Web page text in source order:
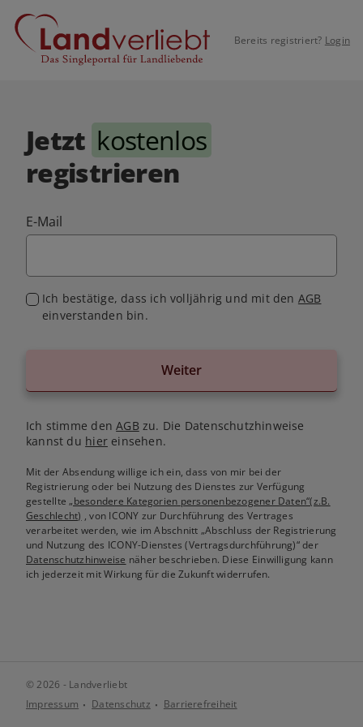
Bereits registriert? Login
Jetzt kostenlos
registrieren
E-Mail
Ich bestätige, dass ich volljährig und mit den AGB
einverstanden bin.
Weiter
Ich stimme denAGB zu. Die Datenschutzhinweise
kannst du hiereinsehen.
Mit der Absendung willige ich ein, dass von mir bei der
Registrierung oder bei Nutzung des Dienstes zur Verfügung
gestellte„besondere Kategorien personenbezogener Daten“(z.B.
Geschlecht) , von ICONY zur Durchführung des Vertrages
verarbeitet werden, wie im Abschnitt „Abschluss der Registrierung
und Nutzung des ICONY-Dienstes (Vertragsdurchführung)“ der
Datenschutzhinweise näher beschrieben. Diese Einwilligung kann
ich jederzeit mit Wirkung für die Zukunft widerrufen.
© 2026 - Landverliebt
Impressum
Datenschutz Barrierefreiheit